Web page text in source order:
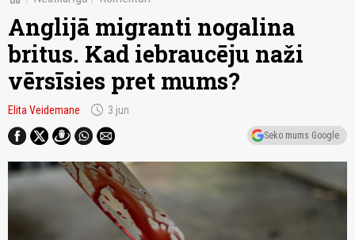
Anglijā migranti nogalina
britus. Kad iebraucēju naži
vērsīsies pret mums?
Elita Veidemane schedule 3.jun
Seko mums Google